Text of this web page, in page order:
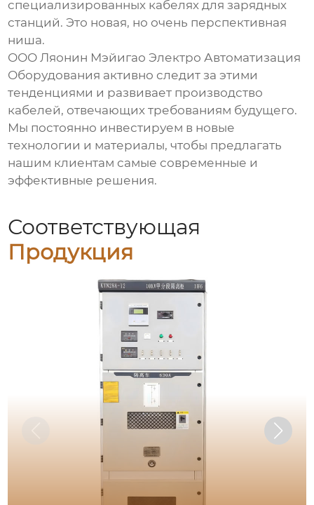
специализированных кабелях для зарядных
станций. Это новая, но очень перспективная
ниша.
ООО Ляонин Мэйигао Электро Автоматизация
Оборудования активно следит за этими
тенденциями и развивает производство
кабелей, отвечающих требованиям будущего.
Мы постоянно инвестируем в новые
технологии и материалы, чтобы предлагать
нашим клиентам самые современные и
эффективные решения.
Соответствующая
Продукция